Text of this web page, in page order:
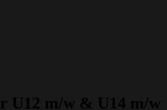
U12 m/w & U14 m/w